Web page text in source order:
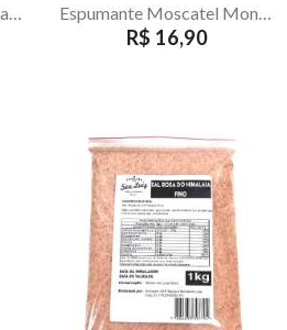
R$ 16,90